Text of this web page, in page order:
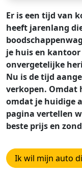
Er is een tijd van
heeft jarenlang
je huis en
onvergetelijke
Nu is de tijd
verkopen. Omdat
omdat je huidige
pagina vertellen
beste prijs en
Ik wil mijn auto